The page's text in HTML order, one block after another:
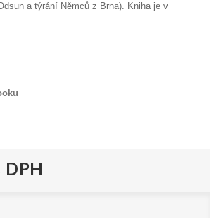
a týrání Němců z Brna). Kniha je v
DPH